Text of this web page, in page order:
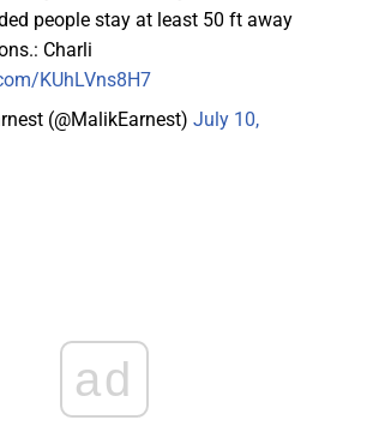
people stay at least 50 ft away
Charli
KUhLVns8H7
(@MalikEarnest) July 10,
ad